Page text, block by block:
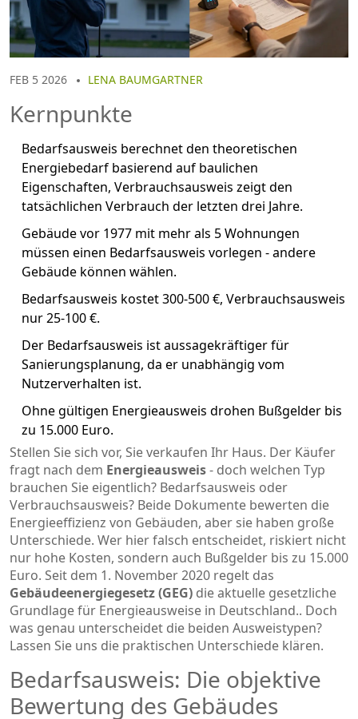
FEB 5 2026 LENA BAUMGARTNER
Kernpunkte
Bedarfsausweis berechnet den theoretischen
Energiebedarf basierend auf baulichen
Eigenschaften, Verbrauchsausweis zeigt den
tatsächlichen Verbrauch der letzten drei Jahre.
Gebäude vor 1977 mit mehr als 5 Wohnungen
müssen einen Bedarfsausweis vorlegen - andere
Gebäude können wählen.
Bedarfsausweis kostet 300-500 €, Verbrauchsausweis
nur 25-100 €.
Der Bedarfsausweis ist aussagekräftiger für
Sanierungsplanung, da er unabhängig vom
Nutzerverhalten ist.
Ohne gültigen Energieausweis drohen Bußgelder bis
zu 15.000 Euro.
Stellen Sie sich vor, Sie verkaufen Ihr Haus. Der Käufer
fragt nach dem Energieausweis- doch welchen Typ
brauchen Sie eigentlich? Bedarfsausweis oder
Verbrauchsausweis? Beide Dokumente bewerten die
Energieeffizienz von Gebäuden, aber sie haben große
Unterschiede. Wer hier falsch entscheidet, riskiert nicht
nur hohe Kosten, sondern auch Bußgelder bis zu 15.000
Euro. Seit dem 1. November 2020 regelt das
Gebäudeenergiegesetz (GEG) die aktuelle gesetzliche
Grundlage für Energieausweise in Deutschland.. Doch
was genau unterscheidet die beiden Ausweistypen?
Lassen Sie uns die praktischen Unterschiede klären.
Bedarfsausweis: Die objektive
Bewertung des Gebäudes